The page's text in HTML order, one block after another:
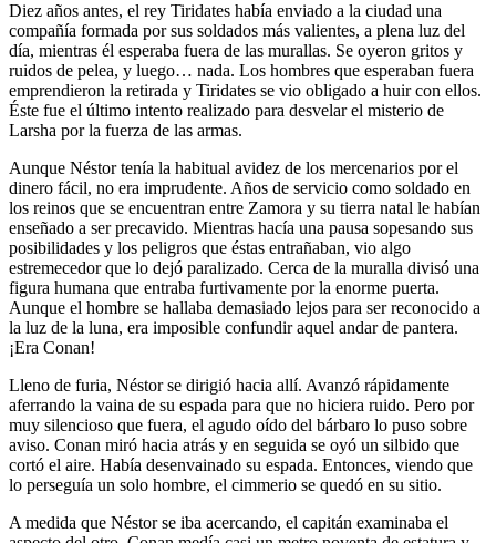
Diez años antes, el rey Tiridates había enviado a la ciudad una
compañía formada por sus soldados más valientes, a plena luz del
día, mientras él esperaba fuera de las murallas. Se oyeron gritos y
ruidos de pelea, y luego… nada. Los hombres que esperaban fuera
emprendieron la retirada y Tiridates se vio obligado a huir con ellos.
Éste fue el último intento realizado para desvelar el misterio de
Larsha por la fuerza de las armas.
Aunque Néstor tenía la habitual avidez de los mercenarios por el
dinero fácil, no era imprudente. Años de servicio como soldado en
los reinos que se encuentran entre Zamora y su tierra natal le habían
enseñado a ser precavido. Mientras hacía una pausa sopesando sus
posibilidades y los peligros que éstas entrañaban, vio algo
estremecedor que lo dejó paralizado. Cerca de la muralla divisó una
figura humana que entraba furtivamente por la enorme puerta.
Aunque el hombre se hallaba demasiado lejos para ser reconocido a
la luz de la luna, era imposible confundir aquel andar de pantera.
¡Era Conan!
Lleno de furia, Néstor se dirigió hacia allí. Avanzó rápidamente
aferrando la vaina de su espada para que no hiciera ruido. Pero por
muy silencioso que fuera, el agudo oído del bárbaro lo puso sobre
aviso. Conan miró hacia atrás y en seguida se oyó un silbido que
cortó el aire. Había desenvainado su espada. Entonces, viendo que
lo perseguía un solo hombre, el cimmerio se quedó en su sitio.
A medida que Néstor se iba acercando, el capitán examinaba el